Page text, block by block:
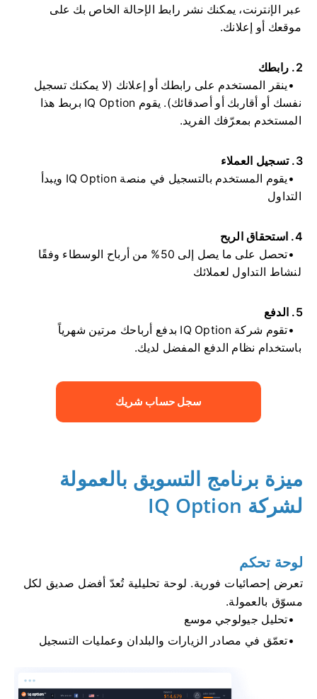
عبر الإنترنت، يمكنك نشر رابط الإحالة الخاص بك على
موقعك أو إعلانك.
2. رابطك
ينقر المستخدم على رابطك أو إعلانك (لا يمكنك تسجيل
نفسك أو أقاربك أو أصدقائك). يقوم IQ Option بربط هذا
المستخدم بمعرّفك الفريد.
3. تسجيل العملاء
يقوم المستخدم بالتسجيل في منصة IQ Option ويبدأ
التداول
4. استحقاق الربح
تحصل على ما يصل إلى 50% من أرباح الوسطاء وفقًا
لنشاط التداول لعملائك
5. الدفع
تقوم شركة IQ Option بدفع أرباحك مرتين شهرياً
باستخدام نظام الدفع المفضل لديك.
سجل حساب شريك
ميزة برنامج التسويق بالعمولة
لشركة IQ Option
لوحة تحكم
تعرض إحصائيات فورية. لوحة تحليلية تُعدّ أفضل صديق لكل
مسوّق بالعمولة.
تحليل جيولوجي موسع
تعمّق في مصادر الزيارات والبلدان وعمليات التسجيل